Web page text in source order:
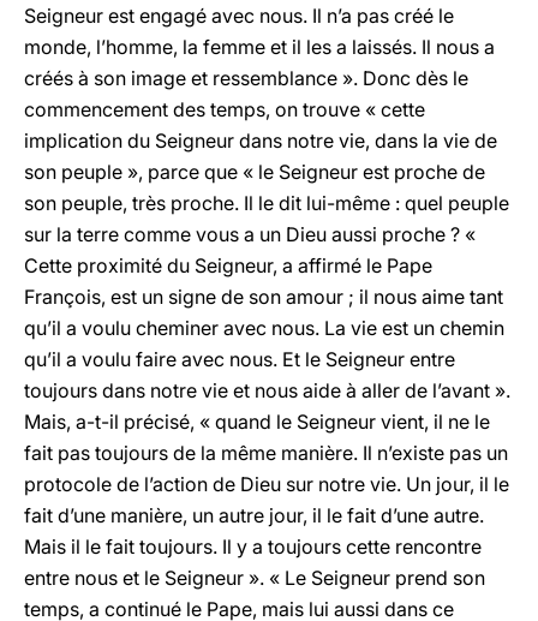
Seigneur est engagé avec nous. Il n’a pas créé le
monde, l’homme, la femme et il les a laissés. Il nous a
créés à son image et ressemblance ». Donc dès le
commencement des temps, on trouve « cette
implication du Seigneur dans notre vie, dans la vie de
son peuple », parce que « le Seigneur est proche de
son peuple, très proche. Il le dit lui-même : quel peuple
sur la terre comme vous a un Dieu aussi proche ? «
Cette proximité du Seigneur, a affirmé le Pape
François, est un signe de son amour ; il nous aime tant
qu’il a voulu cheminer avec nous. La vie est un chemin
qu’il a voulu faire avec nous. Et le Seigneur entre
toujours dans notre vie et nous aide à aller de l’avant ».
Mais, a-t-il précisé, « quand le Seigneur vient, il ne le
fait pas toujours de la même manière. Il n’existe pas un
protocole de l’action de Dieu sur notre vie. Un jour, il le
fait d’une manière, un autre jour, il le fait d’une autre.
Mais il le fait toujours. Il y a toujours cette rencontre
entre nous et le Seigneur ». « Le Seigneur prend son
temps, a continué le Pape, mais lui aussi dans ce